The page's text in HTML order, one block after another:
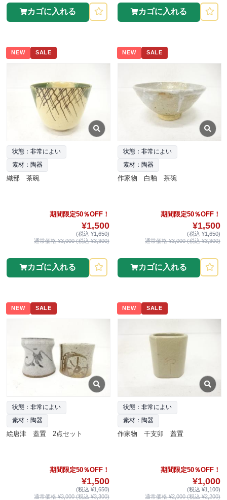
カゴに入れる カゴに入れる
NEW SALE
状態：非常によい
素材：陶器
織部 茶碗
期間限定50％OFF！
¥1,500
(税込 ¥1,650)
通常価格 ¥3,000 (税込 ¥3,300)
カゴに入れる
NEW SALE
状態：非常によい
素材：陶器
作家物 白釉 茶碗
期間限定50％OFF！
¥1,500
(税込 ¥1,650)
通常価格 ¥3,000 (税込 ¥3,300)
カゴに入れる
NEW SALE
状態：非常によい
素材：陶器
絵唐津 蓋置 2点セット
期間限定50％OFF！
¥1,500
(税込 ¥1,650)
通常価格 ¥3,000 (税込 ¥3,300)
NEW SALE
状態：非常によい
素材：陶器
作家物 干支卯 蓋置
期間限定50％OFF！
¥1,000
(税込 ¥1,100)
通常価格 ¥2,000 (税込 ¥2,200)